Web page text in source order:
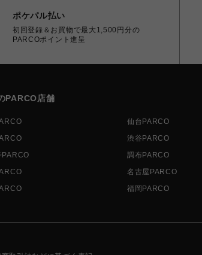
ポケパル払い
初回登録＆お買物で最大1,500円分の
PARCOポイント進呈
PARCO店舗
仙台PARCO
渋谷PARCO
PARCO
調布PARCO
名古屋PARCO
福岡PARCO